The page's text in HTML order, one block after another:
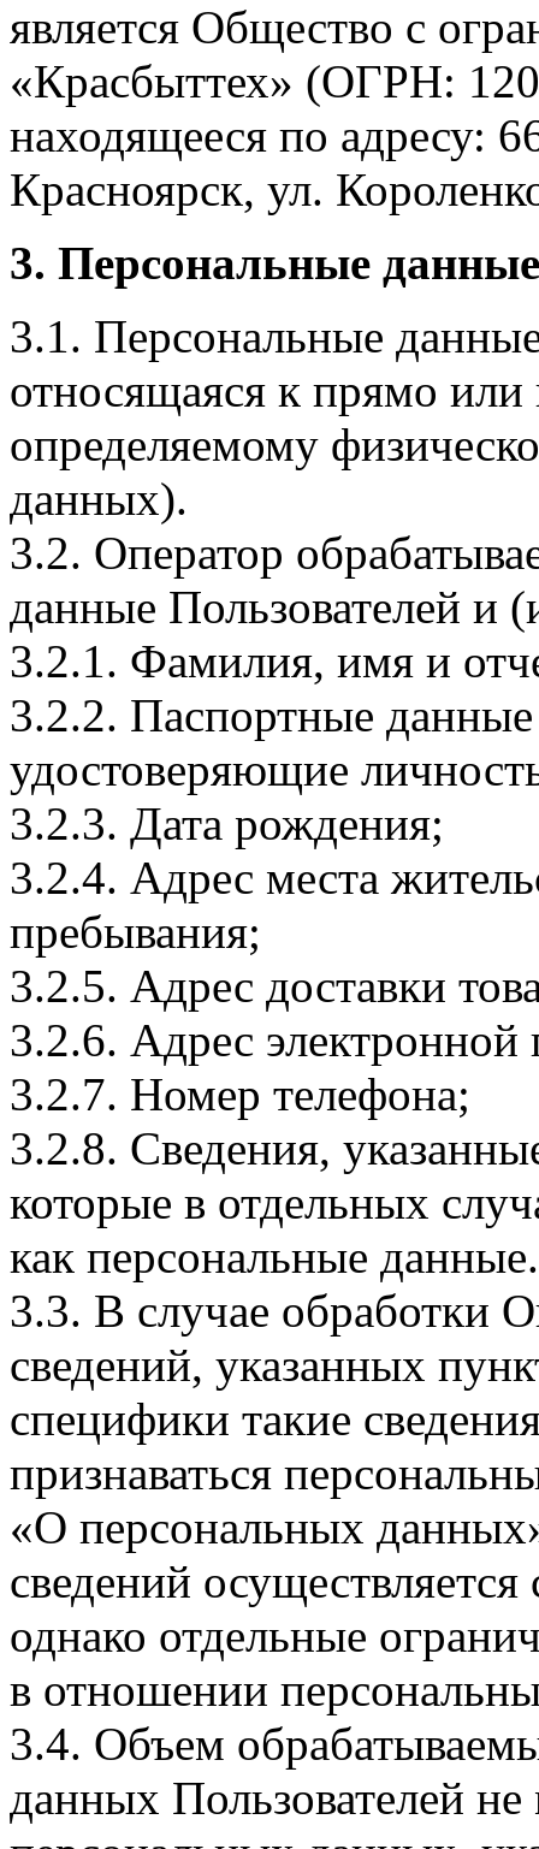
является Общество с
«Красбыттех» (ОГРН:
находящееся по адресу:
Красноярск, ул.
3. Персональные
3.1. Персональные
относящаяся к прямо
определяемому
данных).
3.2. Оператор
данные Пользователей и
3.2.1. Фамилия, имя и
3.2.2. Паспортные
удостоверяющие
3.2.3. Дата рождения;
3.2.4. Адрес места
пребывания;
3.2.5. Адрес доставки
3.2.6. Адрес электронной
3.2.7. Номер телефона;
3.2.8. Сведения,
которые в отдельных
как персональные данные.
3.3. В случае обработки
сведений, указанных
специфики такие
признаваться
«О персональных
сведений
однако отдельные
в отношении
3.4. Объем
данных Пользователей